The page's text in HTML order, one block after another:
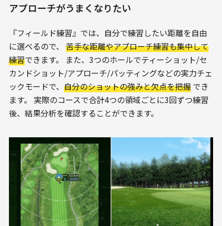
アプローチがうまくなりたい
『フィールド練習』では、自分で練習したい距離を自由
に選べるので、 苦手な距離やアプローチ練習も集中して
練習できます。 また、3つのホールでティーショット/セ
カンドショット/アプローチ/パッティングなどの実力チェ
ックモードで、 自分のショットの強みと欠点を把握でき
ます。
実際のコースで合計4つの領域ごとに3回ずつ練習
後、結果分析を確認することができます。